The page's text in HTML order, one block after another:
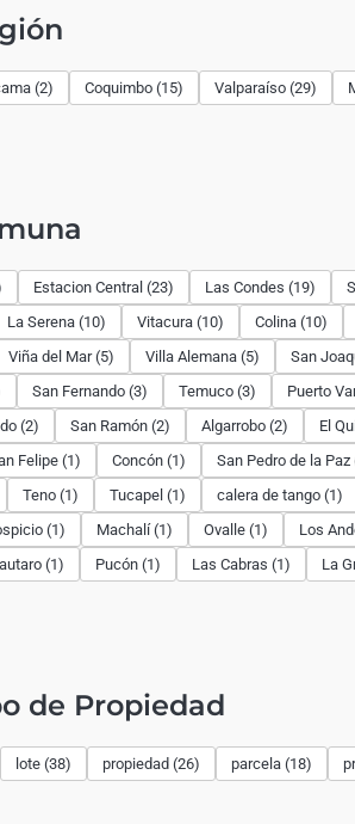
(2) Coquimbo (15) Valparaíso (29)
Estacion Central (23) Las Condes (19)
La Serena (10) Vitacura (10) Colina (10)
Viña del Mar (5) Villa Alemana (5) San
San Fernando (3) Temuco (3) Puerto
(2) San Ramón (2) Algarrobo (2) El
Felipe (1) Concón (1) San Pedro de la Paz
Teno (1) Tucapel (1) calera de tango (1)
(1) Machalí (1) Ovalle (1) Los
(1) Pucón (1) Las Cabras (1) La
de Propiedad
lote (38) propiedad (26) parcela (18)